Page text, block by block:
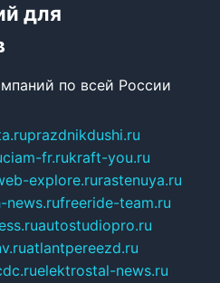
для
по всей России
prazdnikdushi.ru
ciam-fr.rukraft-you.ru
explore.rurastenuya.ru
news.rufreeride-team.ru
autostudiopro.ru
atlantpereezd.ru
elektrostal-news.ru